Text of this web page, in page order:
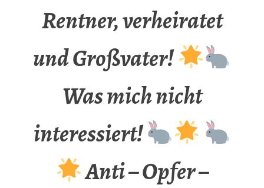
Rentner, verheiratet
und Großvater!
Was mich nicht
interessiert!
Anti – Opfer –